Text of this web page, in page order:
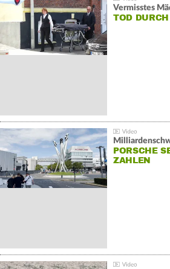
Vermisstes
TOD
PORSCHE
ZAHLEN